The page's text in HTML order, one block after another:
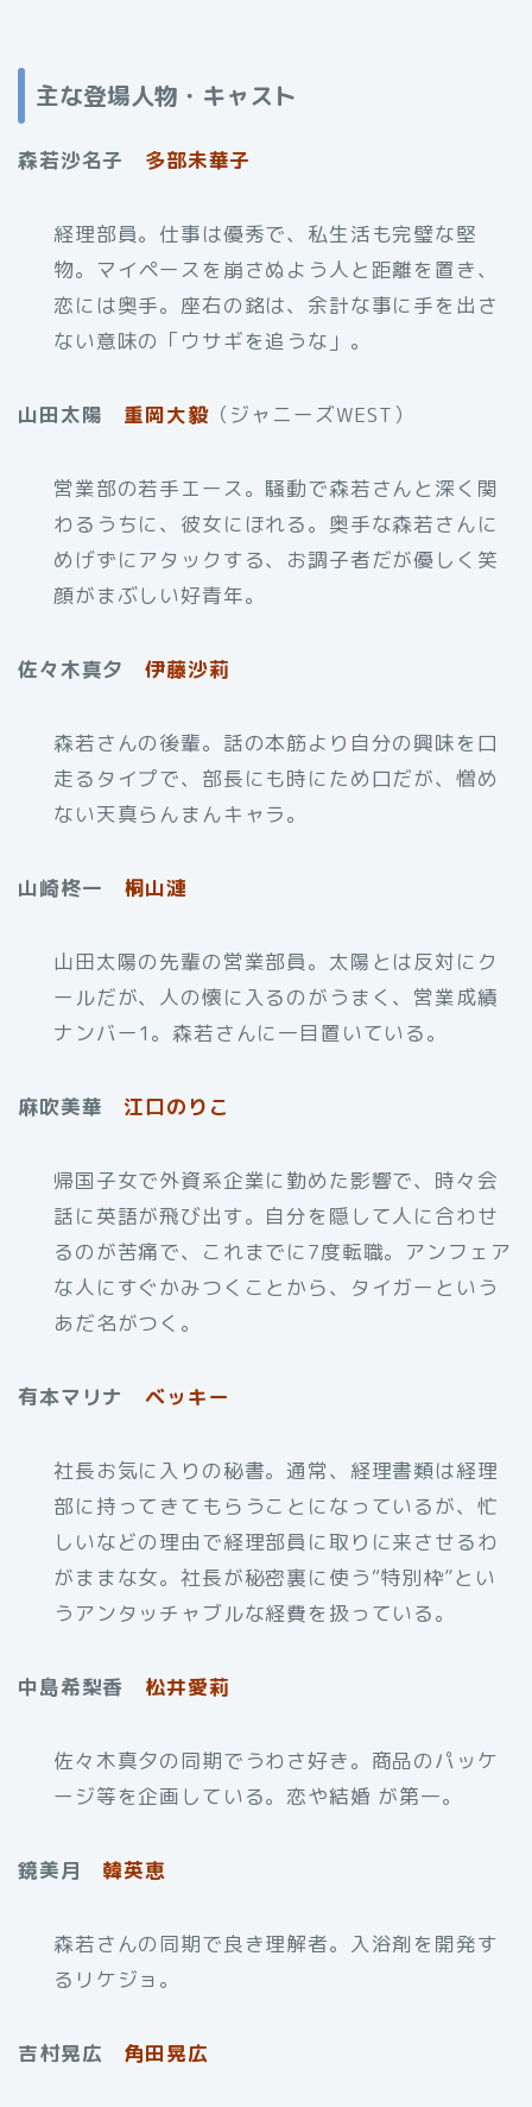
主な登場人物・キャスト
森若沙名子 多部未華子
経理部員。仕事は優秀で、私生活も完璧な堅
物。マイペースを崩さぬよう人と距離を置き、
恋には奥手。座右の銘は、余計な事に手を出さ
ない意味の「ウサギを追うな」。
山田太陽 重岡大毅（ジャニーズWEST）
営業部の若手エース。騒動で森若さんと深く関
わるうちに、彼女にほれる。奥手な森若さんに
めげずにアタックする、お調子者だが優しく笑
顔がまぶしい好青年。
佐々木真夕伊藤沙莉
森若さんの後輩。話の本筋より自分の興味を口
走るタイプで、部長にも時にため口だが、憎め
ない天真らんまんキャラ。
山崎柊一 桐山漣
山田太陽の先輩の営業部員。太陽とは反対にク
ールだが、人の懐に入るのがうまく、営業成績
ナンバー1。森若さんに一目置いている。
麻吹美華 江口のりこ
帰国子女で外資系企業に勤めた影響で、時々会
話に英語が飛び出す。自分を隠して人に合わせ
るのが苦痛で、これまでに7度転職。アンフェア
な人にすぐかみつくことから、タイガーという
あだ名がつく。
有本マリナ ベッキー
社長お気に入りの秘書。通常、経理書類は経理
部に持ってきてもらうことになっているが、忙
しいなどの理由で経理部員に取りに来させるわ
がままな女。社長が秘密裏に使う“特別枠”とい
うアンタッチャブルな経費を扱っている。
中島希梨香 松井愛莉
佐々木真夕の同期でうわさ好き。商品のパッケ
ージ等を企画している。恋や結婚 が第一。
鏡美月 韓英恵
森若さんの同期で良き理解者。入浴剤を開発す
るリケジョ。
吉村晃広 角田晃広